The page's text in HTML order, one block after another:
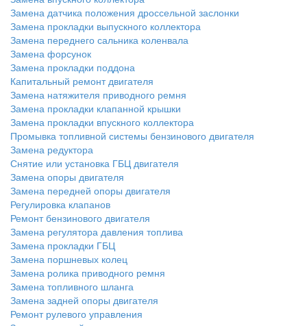
Замена датчика положения дроссельной заслонки
Замена прокладки выпускного коллектора
Замена переднего сальника коленвала
Замена форсунок
Замена прокладки поддона
Капитальный ремонт двигателя
Замена натяжителя приводного ремня
Замена прокладки клапанной крышки
Замена прокладки впускного коллектора
Промывка топливной системы бензинового двигателя
Замена редуктора
Снятие или установка ГБЦ двигателя
Замена опоры двигателя
Замена передней опоры двигателя
Регулировка клапанов
Ремонт бензинового двигателя
Замена регулятора давления топлива
Замена прокладки ГБЦ
Замена поршневых колец
Замена ролика приводного ремня
Замена топливного шланга
Замена задней опоры двигателя
Ремонт рулевого управления